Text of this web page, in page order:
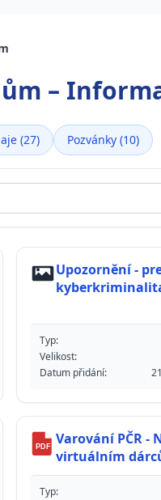
–
(27) Pozvánky (10)
Upozornění -
Typ:
Velikost:
Datum přidání:
PDF Varování PČR -
virtuálním
Typ: